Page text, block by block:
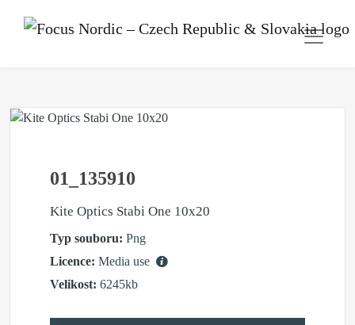
01_135910
Kite Optics Stabi One 10x20
Typ souboru: Png
Licence: Media use
Velikost: 6245kb